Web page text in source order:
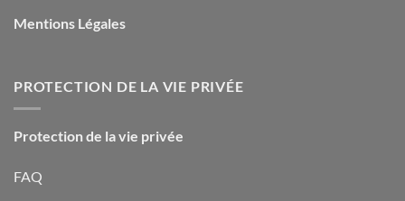
Mentions Légales
PROTECTION DE LA VIE PRIVÉE
Protection de la vie privée
FAQ